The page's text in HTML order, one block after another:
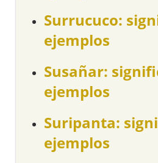
Surrucuco:
ejemplos
Susañar:
ejemplos
Suripanta:
ejemplos